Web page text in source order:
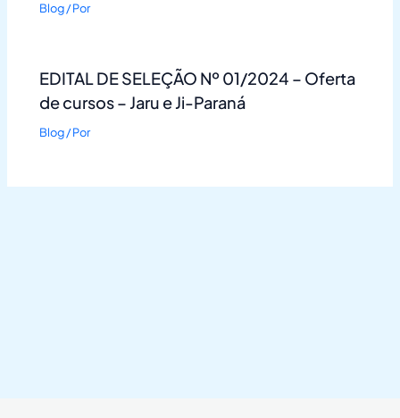
Blog/ Por
EDITAL DE SELEÇÃO Nº 01/2024 – Oferta
de cursos – Jaru e Ji-Paraná
Blog/ Por